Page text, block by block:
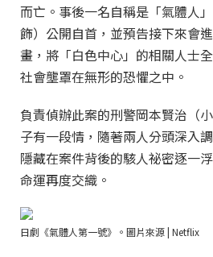
而亡。事後一名自稱是「氣體人
飾）公開自首，並預告接下來會
畫，將「白色中心」的相關人士
社會壟罩在無形的恐懼之中。
負責偵辦此案的刑警岡本賢治（
子有一段情，隨著兩人分頭深入
隱藏在案件背後的駭人祕密逐一
命運再度交織。
日劇《氣體人第一號》。圖片來源 | Netflix